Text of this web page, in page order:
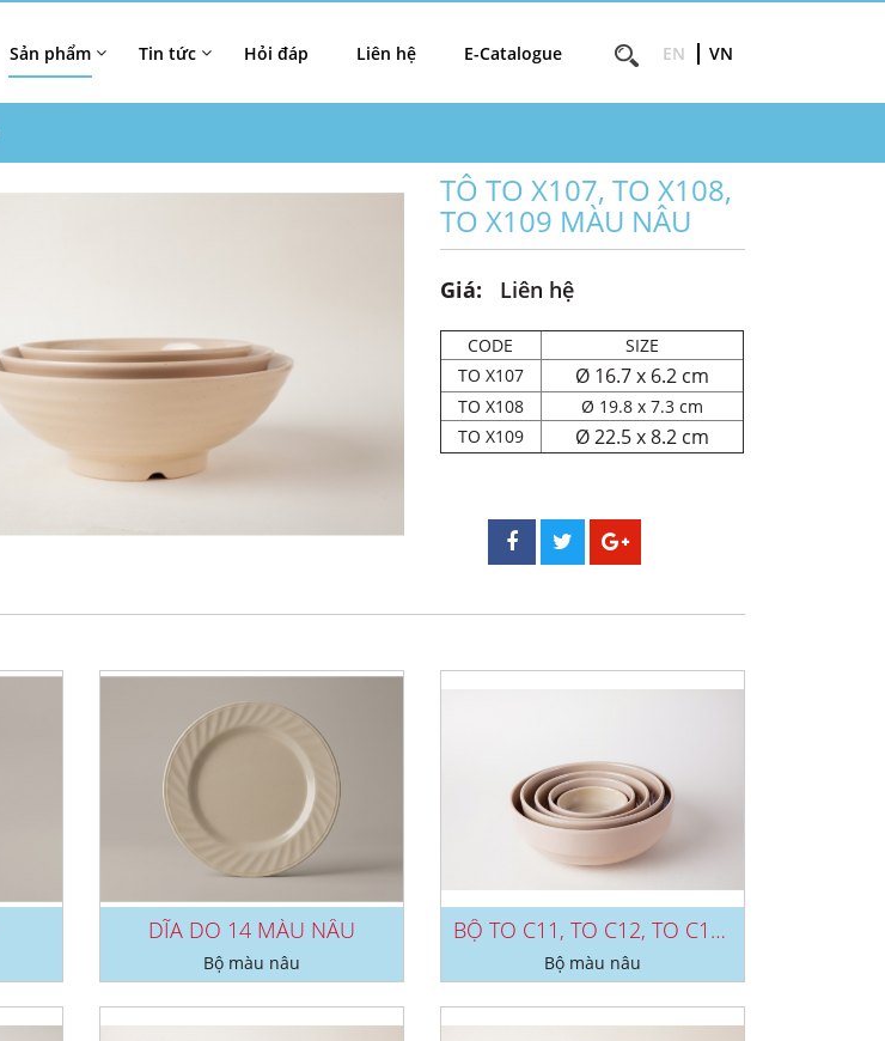
Sản phẩm Tin tức Hỏi đáp Liên hệ E-Catalogue EN VN
TÔ TO X107, TO X108,
TO X109 MÀU NÂU
Giá: Liên hệ
CODE
SIZE
TO X107
Ø 16.7 x 6.2 cm
TO X108
Ø 19.8 x 7.3 cm
TO X109
Ø 22.5 x 8.2 cm
DĨA DO 14 MÀU NÂU
Bộ màu nâu
BỘ TO C11, TO C12, TO C13, TO...
Bộ màu nâu